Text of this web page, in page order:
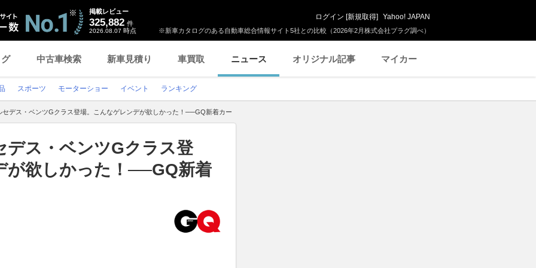
※新車カタログのある自動車総合情報サイト5社との比較（2026年2月株式会社プラグ調べ）
掲載レビュー
325,882 件
2026.08.07 時点
ログイン [新規取得] Yahoo! JAPAN
中古車検索 新車見積り 車買取 ニュース オリジナル記事 マイカー
スポーツ モーターショー イベント ランキング
セデス・ベンツGクラス登場。こんなゲレンデが欲しかった！──GQ新着カー
デス・ベンツGクラス登
が欲しかった！──GQ新着